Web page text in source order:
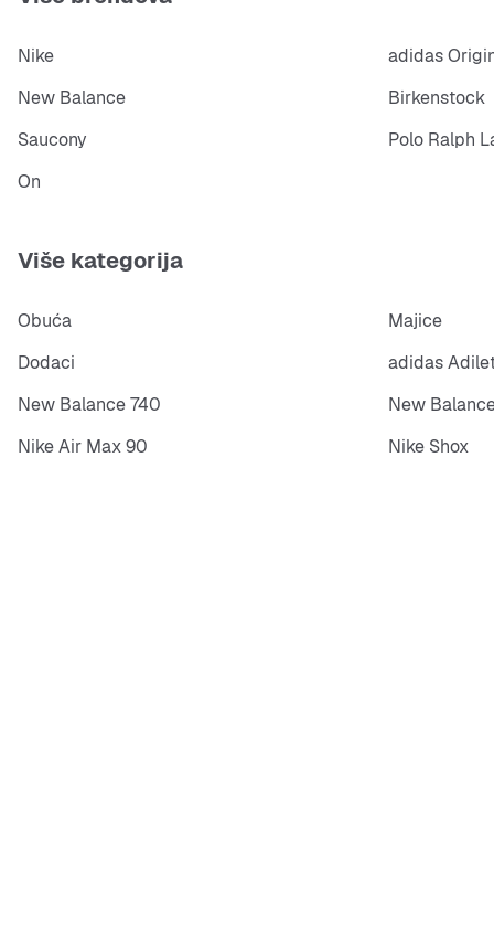
Nike adidas
New Balance
Birkenstock
Saucony
Polo Ralph
On
Više kategorija
Obuća Majice
Dodaci
adidas
New Balance 740
New
Nike Air Max 90
Nike Shox